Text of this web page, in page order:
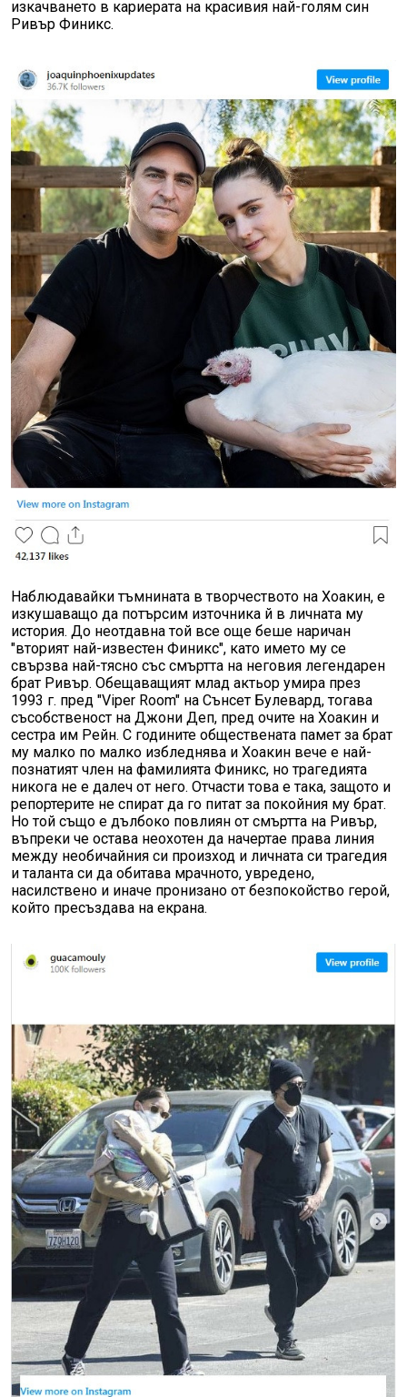
изкачването в кариерата на красивия най-голям син
Ривър Финикс.
Наблюдавайки тъмнината в творчеството на Хоакин, е
изкушаващо да потърсим източника й в личната му
история. До неотдавна той все още беше наричан
"вторият най-известен Финикс", като името му се
свързва най-тясно със смъртта на неговия легендарен
брат Ривър. Обещаващият млад актьор умира през
1993 г. пред "Viper Room" на Сънсет Булевард, тогава
съсобственост на Джони Деп, пред очите на Хоакин и
сестра им Рейн. С годините обществената памет за брат
му малко по малко избледнява и Хоакин вече е най-
познатият член на фамилията Финикс, но трагедията
никога не е далеч от него. Отчасти това е така, защото и
репортерите не спират да го питат за покойния му брат.
Но той също е дълбоко повлиян от смъртта на Ривър,
въпреки че остава неохотен да начертае права линия
между необичайния си произход и личната си трагедия
и таланта си да обитава мрачното, увредено,
насилствено и иначе пронизано от безпокойство герой,
който пресъздава на екрана.